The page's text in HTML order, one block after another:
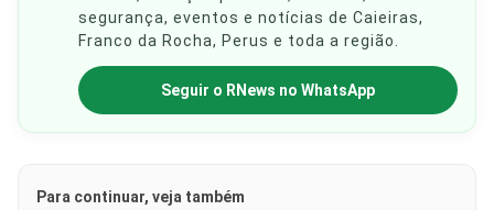
segurança, eventos e notícias de Caieiras,
Franco da Rocha, Perus e toda a região.
Seguir o RNews no WhatsApp
Para continuar, veja também